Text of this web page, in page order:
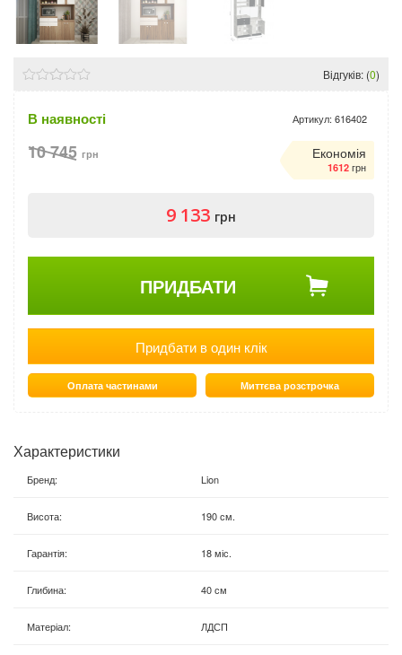
Відгуків: (0)
В наявності Артикул: 616402
10 745 грн Економія
1612 грн
9 133 грн
ПРИДБАТИ
Придбати в один клік
Оплата частинами Миттєва розстрочка
Характеристики
Бренд: Lion
Висота: 190 см.
Гарантія: 18 міс.
Глибина: 40 см
Матеріал: ЛДСП